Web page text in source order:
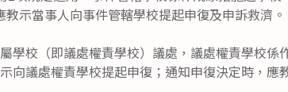
示當事人向事件管轄學校提起申復及申訴救濟。
學校（即議處權責學校）議處，議處權責學校係
向議處權責學校提起申復；通知申復決定時，應